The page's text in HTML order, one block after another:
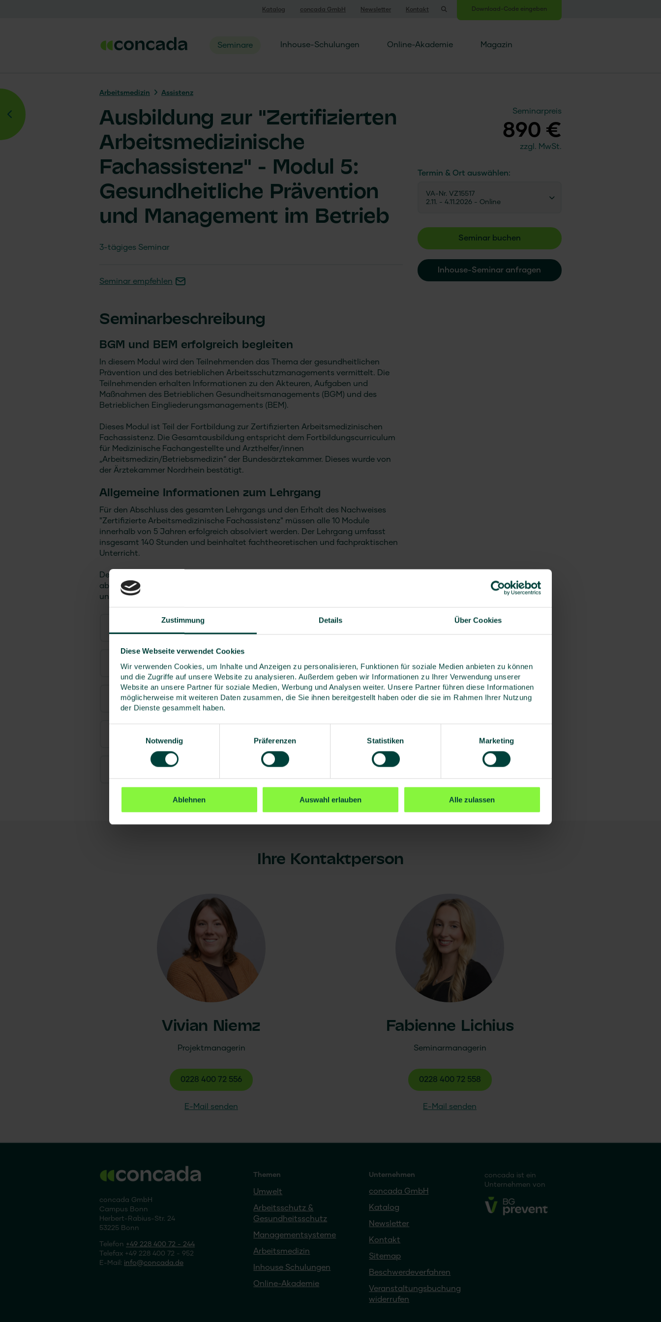
Zustimmung Details Über Cookies
Diese Webseite verwendet Cookies
Wir verwenden Cookies, um Inhalte und Anzeigen zu personalisieren, Funktionen für soziale Medien anbieten zu können
und die Zugriffe auf unsere Website zu analysieren. Außerdem geben wir Informationen zu Ihrer Verwendung unserer
Website an unsere Partner für soziale Medien, Werbung und Analysen weiter. Unsere Partner führen diese Informationen
möglicherweise mit weiteren Daten zusammen, die Sie ihnen bereitgestellt haben oder die sie im Rahmen Ihrer Nutzung
der Dienste gesammelt haben.
Notwendig
Präferenzen Statistiken Marketing
Ablehnen Auswahl erlauben Alle zulassen
Katalog concada GmbH Newsletter Kontakt Download-Code eingeben
Seminare Inhouse-Schulungen Online-Akademie Magazin
Arbeits­medizin Assistenz
Ausbildung zur "Zertifizierten
Arbeitsmedizinische
Fachassistenz" - Modul 5:
Gesundheitliche Prävention
und Management im Betrieb
3-tägiges Seminar
Seminar empfehlen
Seminarbeschreibung
BGM und BEM erfolgreich begleiten
In diesem Modul wird den Teilnehmenden das Thema der gesundheitlichen
Prävention und des betrieblichen Arbeitsschutzmanagements vermittelt. Die
Teilnehmenden erhalten Informationen zu den Akteuren, Aufgaben und
Maßnahmen des Betrieblichen Gesundheitsmanagements (BGM) und des
Betrieblichen Eingliederungsmanagements (BEM).
Dieses Modul ist Teil der Fortbildung zur Zertifizierten Arbeitsmedizinischen
Fachassistenz. Die Gesamtausbildung entspricht dem Fortbildungscurriculum
für Medizinische Fachangestellte und Arzthelfer/innen
„Arbeitsmedizin/Betriebsmedizin“ der Bundesärztekammer. Dieses wurde von
der Ärztekammer Nordrhein bestätigt.
Allgemeine Informationen zum Lehrgang
Für den Abschluss des gesamten Lehrgangs und den Erhalt des Nachweises
"Zertifizierte Arbeitsmedizinische Fachassistenz" müssen alle 10 Module
innerhalb von 5 Jahren erfolgreich absolviert werden. Der Lehrgang umfasst
insgesamt 140 Stunden und beinhaltet fachtheoretischen und fachpraktischen
Unterricht.
Der Lehrgang wird mittels einer Abschlussprüfung über den Inhalt aller Module
abgeschlossen. Der Umfang der Prüfung beträgt 20-25 Multiple-Choice-Fragen
und ist in einem Zeitraum von zwei Stunden digital zu absolvieren.
Alle Informationen auf einen Blick
Zielgruppe
Zertifikate
Seminarpreis
890 €
zzgl. MwSt.
Termin & Ort auswählen:
VA-Nr. VZ15517
2.11. - 4.11.2026- Online
Seminar buchen
Inhouse-Seminar anfragen
Ihre Kontaktperson
Vivian Niemz
Projektmanagerin
0228 400 72 556
E-Mail senden
Fabienne Lichius
Seminarmanagerin
0228 400 72 558
E-Mail senden
concada GmbH
Campus Bonn
Herbert-Rabius-Str. 24
53225 Bonn
Telefon +49 228 400 72 - 244
Telefax +49 228 400 72 - 952
E-Mail: info concada.de
Themen
Umwelt
Arbeitsschutz &
Gesundheitsschutz
Managementsysteme
Arbeitsmedizin
Inhouse Schulungen
Online-Akademie
Unternehmen
concada GmbH
Katalog
Newsletter
Kontakt
Sitemap
Beschwerdeverfahren
Veranstaltungsbuchung
widerrufen
concada ist ein
Unternehmen von